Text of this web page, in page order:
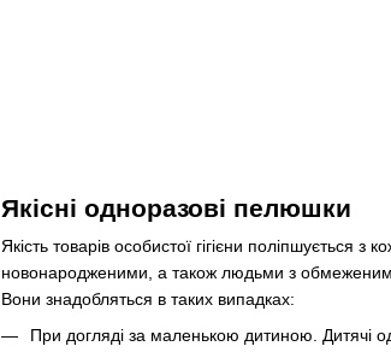
Якісні одноразові пелюшки
Якість товарів особистої гігієни
новонародженими, а також людьми з
Вони знадобляться в таких випадках:
При догляді за маленькою дитиною. Дитячі